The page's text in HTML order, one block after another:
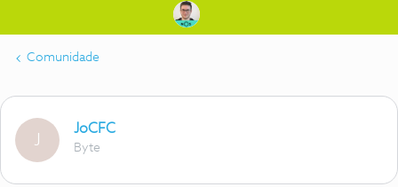
Comunidade
J
JoCFC
Byte